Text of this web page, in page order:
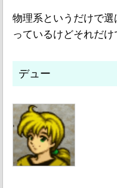
物理系というだけで
っているけどそれだけ
デュー